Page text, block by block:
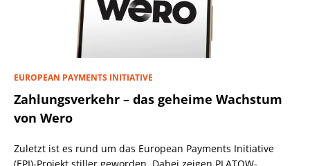
EUROPEAN PAYMENTS INITIATIVE
Zahlungsverkehr – das geheime Wachstum
von Wero
Zuletzt ist es rund um das European Payments Initiative